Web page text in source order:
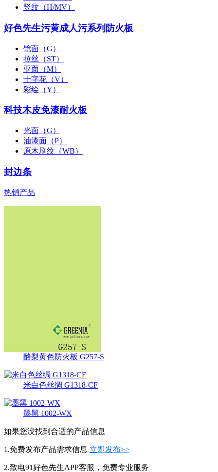
竖纹（H/MV）
好色先生污黄成人污系列防火板
镜面（G）
拉丝（ST）
亚面（M）
十字花（V）
彩绘（Y）
科技木皮免漆耐火板
光面（G）
油漆面（P）
原木刷纹（WB）
封边条
热销产品
酪梨黄色防火板 G257-S
米白色丝绸 G1318-CF
墨黑 1002-WX
如果您没找到合适的产品信息
1.免费发布产品需求信息 立即发布>>
2.致电91好色先生APP客服，免费专业服务